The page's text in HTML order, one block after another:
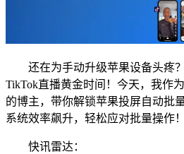
还在为手动升级苹果设备头疼
TikTok直播黄金时间！今天，我作
的博主，带你解锁苹果投屏自动批
系统效率飙升，轻松应对批量操作
快讯雷达：